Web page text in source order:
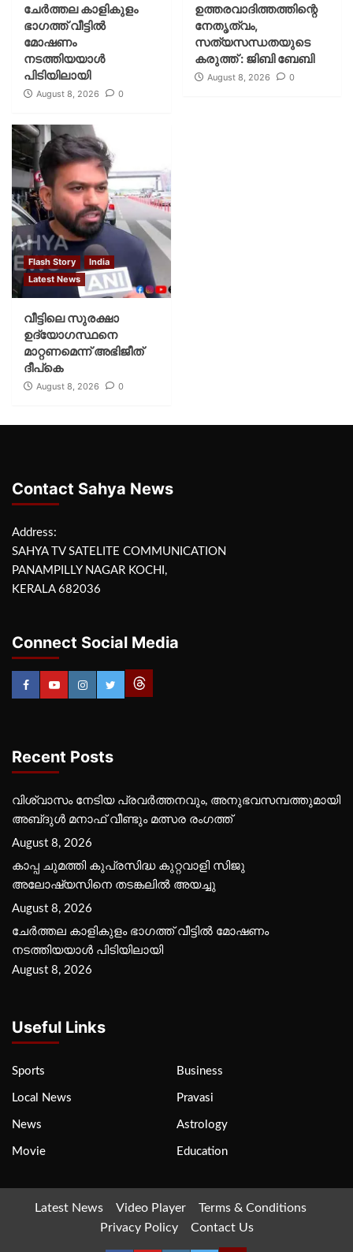
ചേർത്തല കാളികുളം
ഭാഗത്ത് വീട്ടിൽ
മോഷണം
നടത്തിയയാൾ
പിടിയിലായി
August 8, 2026 0
ഉത്തരവാദിത്തത്തിന്റെ
നേതൃത്വം,
സത്യസന്ധതയുടെ
കരുത്ത് : ജിബി ബേബി
August 8, 2026 0
Flash Story
India
Latest News
വീട്ടിലെ സുരക്ഷാ
ഉദ്യോഗസ്ഥനെ
മാറ്റണമെന്ന് അഭിജീത്
ദീപ്‌കെ
August 8, 2026 0
Contact Sahya News
Address:
SAHYA TV SATELITE COMMUNICATION
PANAMPILLY NAGAR KOCHI,
KERALA 682036
Connect Social Media
Recent Posts
വിശ്വാസം നേടിയ പ്രവർത്തനവും, അനുഭവസമ്പത്തുമായി
അബ്‌ദുൾ മനാഫ് വീണ്ടും മത്സര രംഗത്ത്
August 8, 2026
കാപ്പ ചുമത്തി കുപ്രസിദ്ധ കുറ്റവാളി സിജു
അലോഷ്യസിനെ തടങ്കലിൽ അയച്ചു
August 8, 2026
ചേർത്തല കാളികുളം ഭാഗത്ത് വീട്ടിൽ മോഷണം
നടത്തിയയാൾ പിടിയിലായി
August 8, 2026
Useful Links
Sports Business
Local News Pravasi
News Astrology
Movie Education
Latest News Video Player
Terms & Conditions
Privacy Policy
Contact Us